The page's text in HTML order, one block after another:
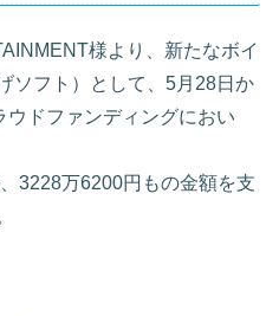
様より、新たなボイ
ソフト）として、5月28日か
ウドファンディングにおい
3228万6200円もの金額を支